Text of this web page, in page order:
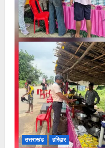
उत्तराखंड हरिद्वार